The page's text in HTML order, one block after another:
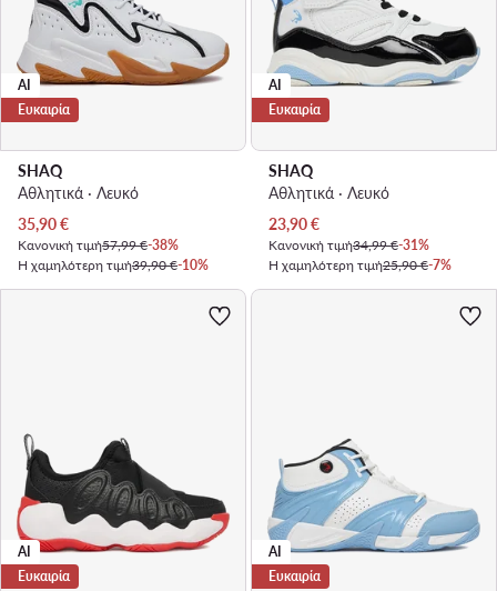
AI
Ευκαιρία
SHAQ
Αθλητικά · Λευκό
Τρέχουσα τιμή
35,90€
Κανονική τιμή57,99 €-38%
Η χαμηλότερη τιμή39,90 €-10%
AI
Ευκαιρία
SHAQ
Αθλητικά · Λευκό
Τρέχουσα τιμή
23,90€
Κανονική τιμή34,99 €-31%
Η χαμηλότερη τιμή25,90 €-7%
AI
Ευκαιρία
AI
Ευκαιρία